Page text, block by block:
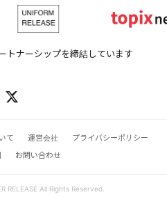
トナーシップを締結しています
て 運営会社
プライバシーポリシー
お問い合わせ
RELEASE All Rights Reserved.